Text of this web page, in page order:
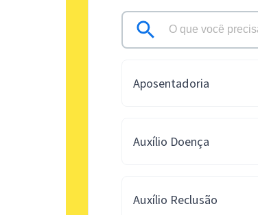
Aposentadoria
Auxílio Doença
Auxílio Reclusão